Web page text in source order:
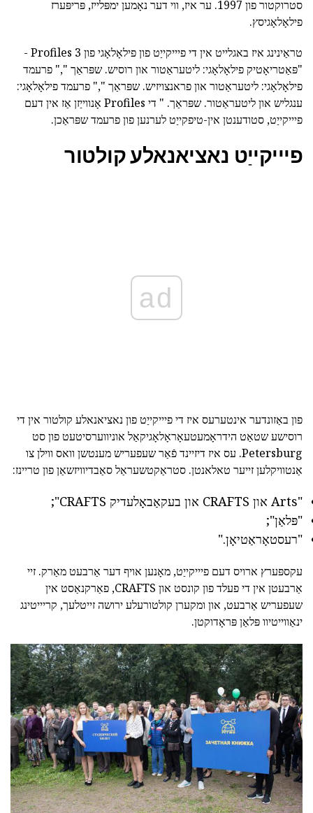
סטרוקטור פון 1997. ער איז, ווי דער נאָמען ימפּלייז, פּריפּערז
פילאָלאָגיסץ.
טראַינינג איז באגלייט אין די פיייקייַט פון פילאָלאָגי פון 3 Profiles -
"פּאַטריאָטיק פילאָלאָגי: ליטעראַטור און רוסיש. שפּראַך "," פרעמד
פילאָלאָגי: ליטעראַטור און פראנצויזיש. שפּראַך "," פרעמד פילאָלאָגי:
ענגליש און ליטעראַטור. שפּראַך. " די Profiles אָנווייַזן אַז אין דעם
פיייקייַט, סטודענטן אין-טיפקייַט לערנען פון פרעמד שפּראַכן.
פיייקייַט נאציאנאלע קולטור
ad
פון באַזונדער אינטערעס איז די פיייקייַט פון נאציאנאלע קולטור אין די
רוסישע שטאַט הידראָמעטעאָראָלאָגיקאַל אוניווערסיטעט פון סט
Petersburg. עס איז דיזיינד פֿאַר שעפעריש מענטשן וואס ווילן צו
אַנטוויקלען זייער טאלאנטן. סטראַקטשעראַל סאַבדיוויזשאַן פון טריינז:
"Arts און CRAFTS און בעקאַבאָלעדיק CRAFTS";
"פּלאַן";
"רעסטאָראַטיאָן."
עקספּערץ ארויס דעם פיייקייַט, מאָנען אויף דער אַרבעט מאַרק. זיי
אַרבעטן אין די פעלד פון קונסט און CRAFTS, פאַרקנאַסט אין
שעפעריש אַרבעט, און ומקערן קולטורעלע ירושה זייטלעך, קריייטינג
ינאַווייטיוו פּלאַן פּראָדוקטן.